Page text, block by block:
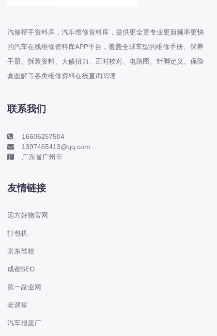
DS
DS
DS-进口
东南
东风小康
东风纳米
东风股份
东风风光
大乘
大众-一汽大众
大众-上汽大众
汽修帮手资料库，汽车维修资料库，提供更全更专业更新频率更快
的汽车在线维修资料库APP平台，覆盖全球车型的维修手册、保养
手册、拆装资料、大修扭力、正时校对、电路图、针脚定义、保险
盒图解等各类维修资料在线查询阅读
联系我们
16606257504
1397465413@qq.com
广东省广州市
友情链接
远方好物官网
打包机
京东驾校
成都SEO
第一副业网
老课堂
汽车报废厂